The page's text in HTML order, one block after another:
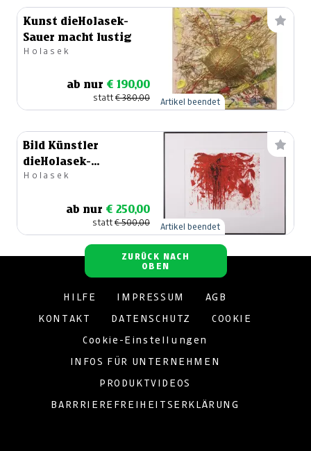
Kunst dieHolasek-
Sauer macht lustig
Holasek
ab nur € 190,00
statt€ 380,00 Artikel beendet
Bild Künstler
dieHolasek-
Liebeserklärung
Holasek
ab nur € 250,00
statt€ 500,00 Artikel beendet
ZURÜCK NACH
OBEN
HILFE IMPRESSUM AGB
KONTAKT DATENSCHUTZ COOKIE
Cookie-Einstellungen
INFOS FÜR UNTERNEHMEN
PRODUKTVIDEOS
BARRRIEREFREIHEITSERKLÄRUNG